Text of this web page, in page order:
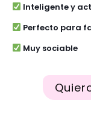
Inteligente y
Perfecto para
Muy sociable